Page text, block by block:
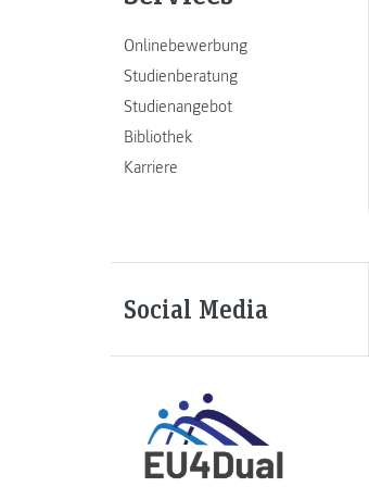
Onlinebewerbung
Studienberatung
Studienangebot
Bibliothek
Karriere
Social Media